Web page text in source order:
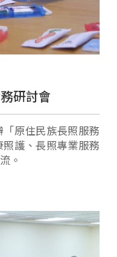
研討會
原住民族長照服務
護、長照專業服務
。